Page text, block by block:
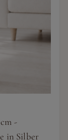
-
in Silber